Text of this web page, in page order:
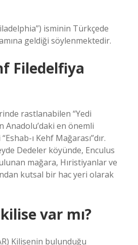
isminin Türkçede
geldiği söylenmektedir.
Filedelfiya
rastlanabilen “Yedi
Anadolu’daki en önemli
ı Kehf Mağarası”dır.
Dedeler köyünde, Enculus
mağara, Hıristiyanlar ve
kutsal bir hac yeri olarak
var mı?
Kilisenin bulunduğu